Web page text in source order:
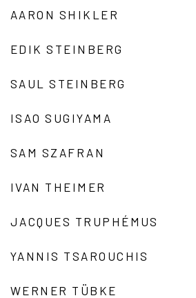
AARON SHIKLER
EDIK STEINBERG
SAUL STEINBERG
ISAO SUGIYAMA
SAM SZAFRAN
IVAN THEIMER
JACQUES TRUPHÉMUS
YANNIS TSAROUCHIS
WERNER TÜBKE